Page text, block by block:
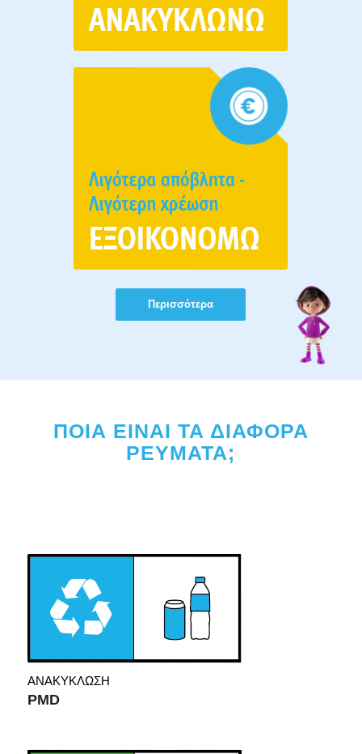
Περισσότερα
ΠΟΙΑ ΕΙΝΑΙ ΤΑ ΔΙΑΦΟΡΑ
ΡΕΥΜΑΤΑ;
ΑΝΑΚΥΚΛΩΣΗ
PMD